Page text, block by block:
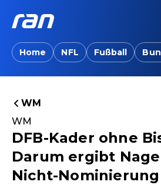
Home NFL Fußball
WM
WM
DFB-Kader ohne
Darum ergibt
Nicht-